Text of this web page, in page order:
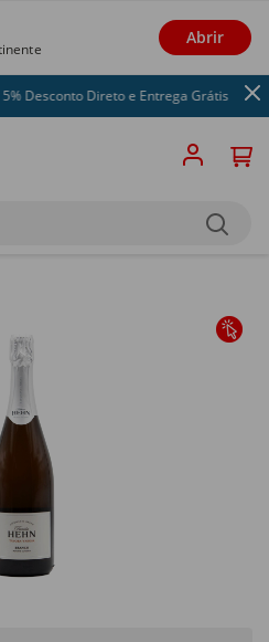
Abrir
Desconto Direto e Entrega Grátis